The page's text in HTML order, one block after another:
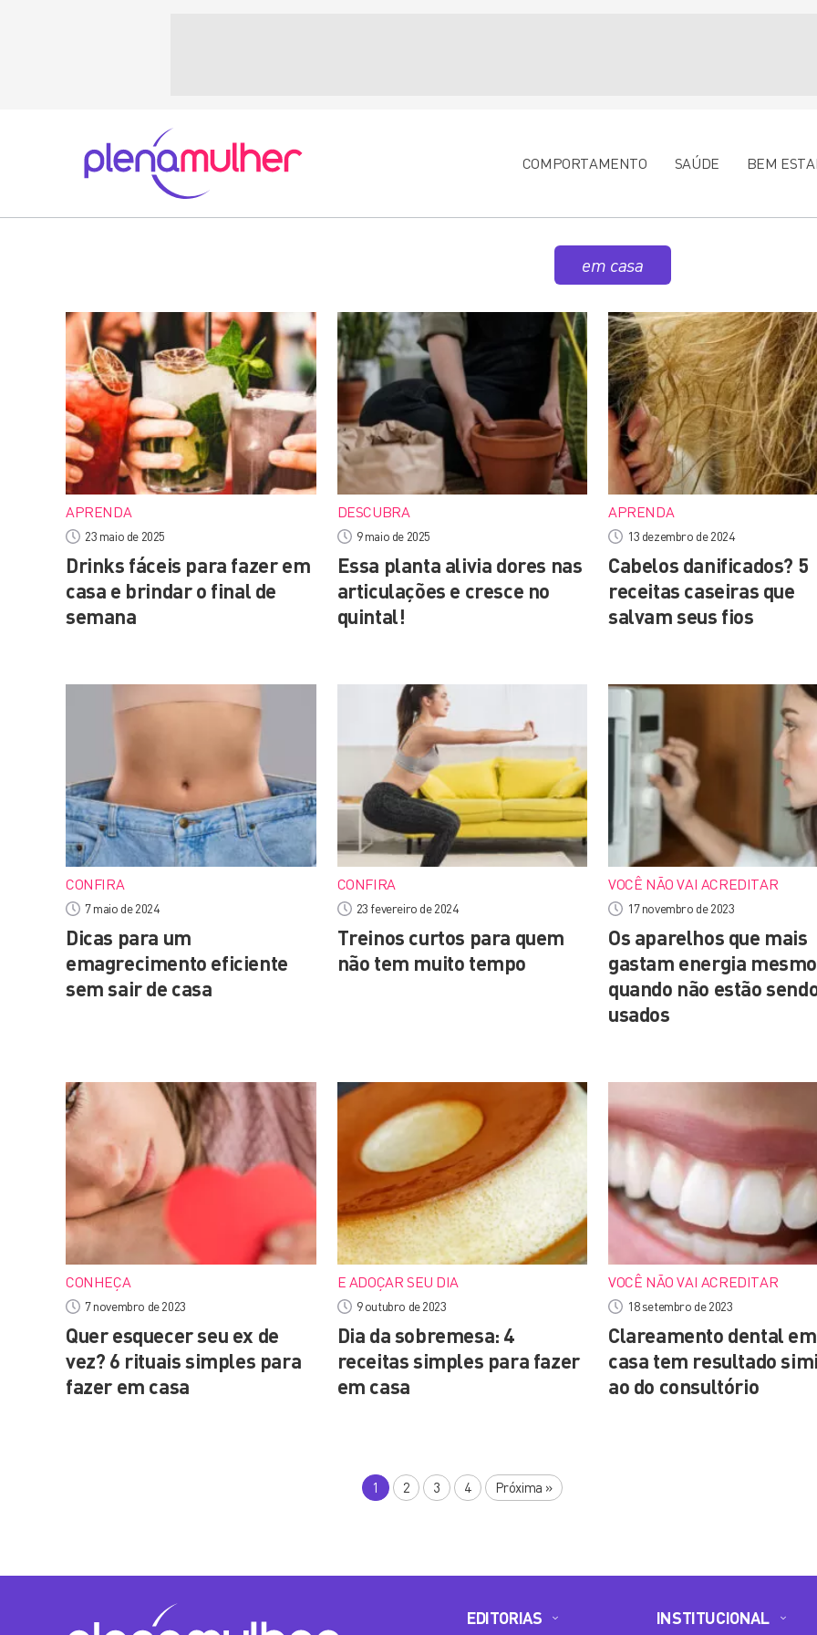
COMPORTAMENTO SAÚDE BEM
em casa
APRENDA
23 maio de 2025
Drinks fáceis para fazer em
casa e brindar o final de
semana
DESCUBRA
9 maio de 2025
Essa planta alivia dores nas
articulações e cresce no
quintal!
APRENDA
13 dezembro de 2024
Cabelos danificados? 5
receitas caseiras que
salvam seus fios
CONFIRA
7 maio de 2024
Dicas para um
emagrecimento eficiente
sem sair de casa
CONFIRA
23 fevereiro de 2024
Treinos curtos para quem
não tem muito tempo
VOCÊ NÃO VAI ACREDITAR
17 novembro de 2023
Os aparelhos que mais
gastam energia mesmo
quando não estão
usados
CONHEÇA
7 novembro de 2023
Quer esquecer seu ex de
vez? 6 rituais simples para
fazer em casa
E ADOÇAR SEU DIA
9 outubro de 2023
Dia da sobremesa: 4
receitas simples para fazer
em casa
VOCÊ NÃO VAI ACREDITAR
18 setembro de 2023
Clareamento dental em
casa tem resultado
ao do consultório
1 2 3 4 Próxima »
EDITORIAS INSTITUCIONAL